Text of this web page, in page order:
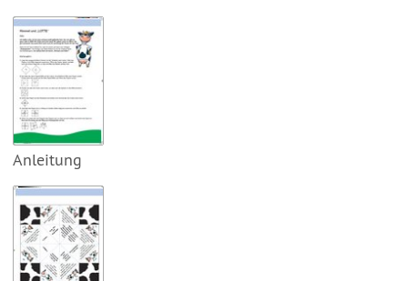
Anleitung